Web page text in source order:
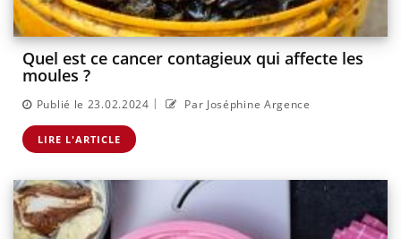
Quel est ce cancer contagieux qui affecte les
moules ?
Publié le 23.02.2024 | Par Joséphine Argence
LIRE L'ARTICLE